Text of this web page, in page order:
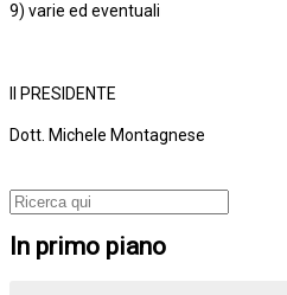
9) varie ed eventuali
Il PRESIDENTE
Dott. Michele Montagnese
In primo piano